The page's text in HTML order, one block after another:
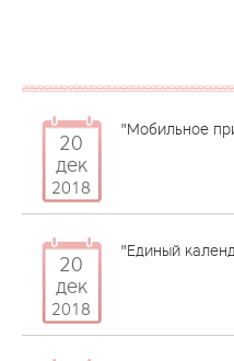
20
дек
2018
"Мобильное
20
дек
2018
"Единый